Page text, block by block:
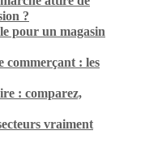
?
pour un magasin
commerçant : les
: comparez,
vraiment